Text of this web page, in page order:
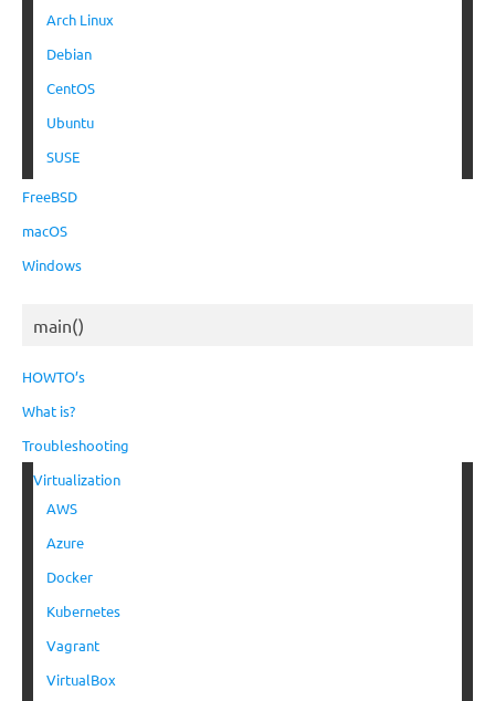
Arch Linux
Debian
CentOS
Ubuntu
SUSE
FreeBSD
macOS
Windows
main()
HOWTO’s
What is?
Troubleshooting
Virtualization
AWS
Azure
Docker
Kubernetes
Vagrant
VirtualBox